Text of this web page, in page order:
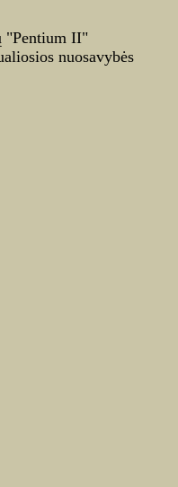
"Pentium II"
nuosavybės